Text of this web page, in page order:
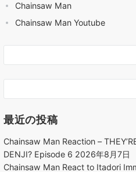
Chainsaw Man
Chainsaw Man Youtube
最近の投稿
Chainsaw Man Reaction –
DENJI? Episode 6 2026年8月7日
Chainsaw Man React to Itadori